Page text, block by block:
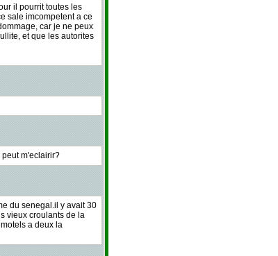
il pourrit toutes les
sale imcompetent a ce
car je ne peux
et que les autorites
peut m'eclairir?
du senegal.il y avait 30
vieux croulants de la
a deux la